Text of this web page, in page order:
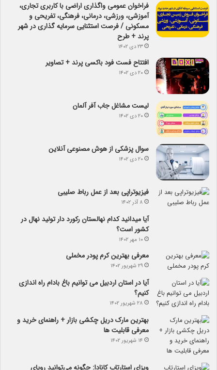
فراخوان عمومی واگذاری اراضی با کاربری تجاری،
آموزشی، ورزشی، درمانی، فرهنگی، تفریحی و
مسکونی / فرصت استثنایی سرمایه گذاری در شهر
پرند + طرح
۲۳ دی ۱۴۰۲
افتتاح فست فود باکسی پرند + تصاویر
۲۰ دی ۱۴۰۲
لیست مشاغل جاب آفر آلمان
۲۰ دی ۱۴۰۲
سوال پزشکی از هوش مصنوعی آنلاین
۲۰ دی ۱۴۰۲
فیزیوتراپی بعد از عمل رباط صلیبی
۸ آذر ۱۴۰۲
آیا می­دانید کدام نهالستان رکورد دار تولید نهال­ در
کشور است؟
۱۰ مهر ۱۴۰۲
معرفی بهترین کرم پودر مخملی
۲۹ شهریور ۱۴۰۲
آیا در استان اردبیل می توانیم باغ بادام راه اندازی
کنیم؟
۲۸ شهریور ۱۴۰۲
بهترین مارک دریل چکشی بازار + راهنمای خرید و
معرفی قابلیت ها
۱۴ شهریور ۱۴۰۲
ویزای استارتاپ کانادا: چگونه می‌توانید رویای